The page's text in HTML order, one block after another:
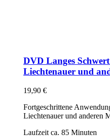
DVD Langes
Liechtenauer und
19,90 €
Fortgeschrittene
Liechtenauer und anderen
Laufzeit ca. 85 Minuten